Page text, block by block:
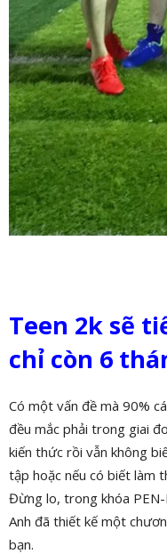
Teen 2k sẽ
chỉ còn 6
Có một vấn đề mà 90%
đều mắc phải trong giai
kiến thức rồi vẫn không
tập hoặc nếu có biết làm
Đừng lo, trong khóa
Anh đã thiết kế một
bạn.